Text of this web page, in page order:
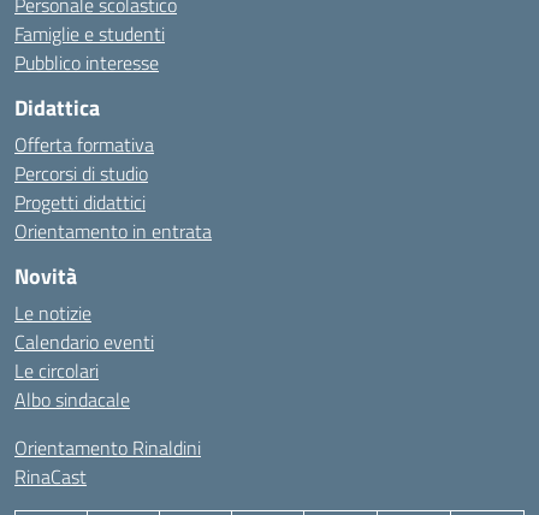
Famiglie e studenti
Pubblico interesse
Didattica
Offerta formativa
Percorsi di studio
Progetti didattici
Orientamento in entrata
Novità
Le notizie
Calendario eventi
Le circolari
Albo sindacale
Orientamento Rinaldini
RinaCast